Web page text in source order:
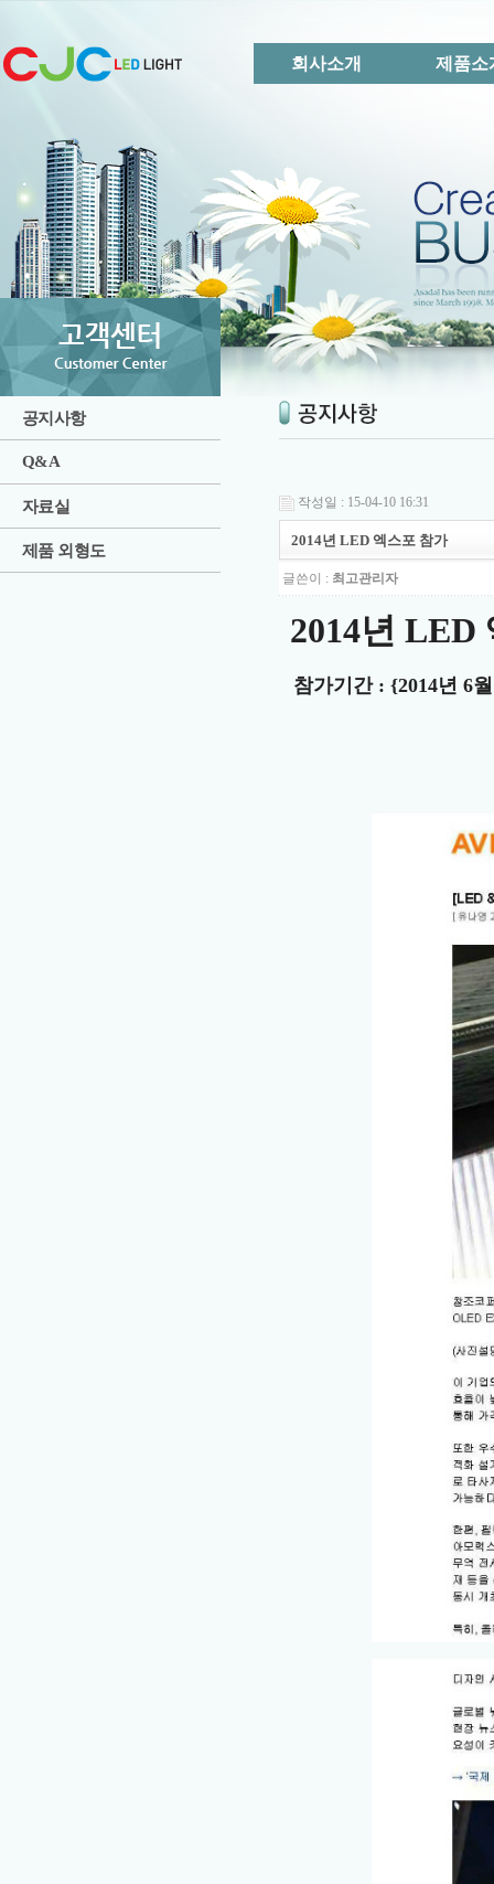
회사소개 제품소
공지사항
Q&A
자료실
제품 외형도
작성일 : 15-04-10 16:31
2014년 LED 엑스포 참가
글쓴이 : 최고관리자
2014년 LED
참가기간 : {2014년 6